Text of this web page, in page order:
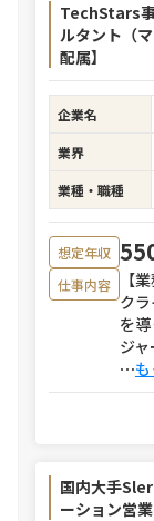
TechStars
ルタント（
配属】
企業名
業界
業種・職種
想定年収
仕事内容
【
ク
を
ジ
⋯
国内大手
ーション営業